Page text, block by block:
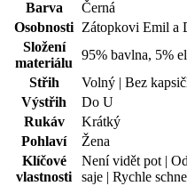
Barva
Černá
Osobnosti Zátopkovi Emil a
Složení
materiálu
95% bavlna, 5%
Střih
Volný | Bez
Výstřih
Do U
Rukáv
Krátký
Pohlaví
Žena
Klíčové
vlastnosti
Není vidět pot |
saje | Rychle